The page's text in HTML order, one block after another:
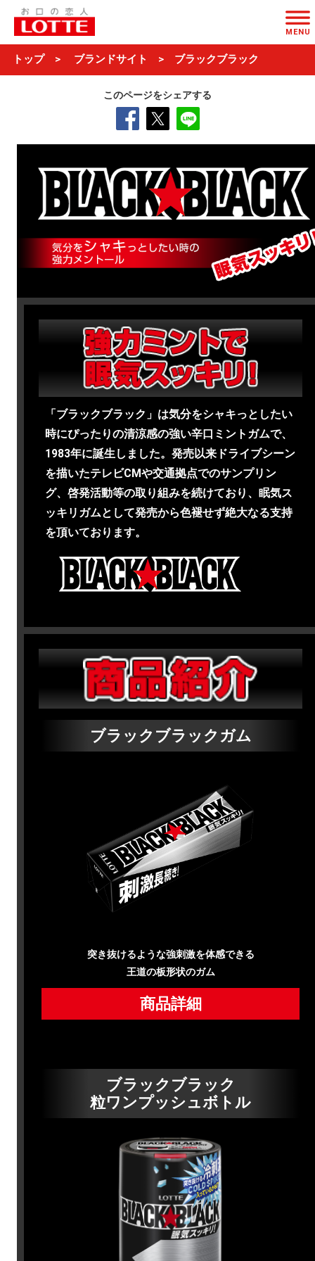
MENU
トップ ブランドサイト ブラックブラック
このページをシェアする
「ブラックブラック」は気分をシャキっとしたい
時にぴったりの清涼感の強い辛口ミントガムで、
1983年に誕生しました。発売以来ドライブシーン
を描いたテレビCMや交通拠点でのサンプリン
グ、啓発活動等の取り組みを続けており、眠気ス
ッキリガムとして発売から色褪せず絶大なる支持
を頂いております。
ブラックブラックガム
突き抜けるような強刺激を体感できる
王道の板形状のガム
商品詳細
ブラックブラック
粒ワンプッシュボトル